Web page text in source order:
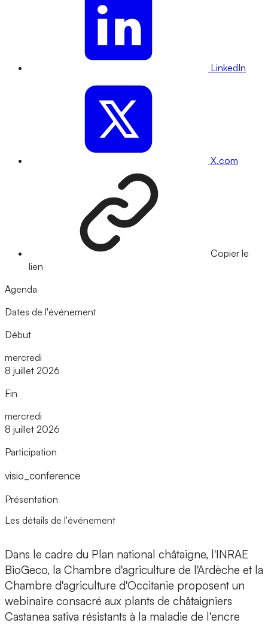
LinkedIn
X.com
Copier le
lien
Agenda
Dates de l'événement
Début
mercredi
8 juillet 2026
Fin
mercredi
8 juillet 2026
Participation
visio_conference
Présentation
Les détails de l'événement
Dans le cadre du Plan national châtaigne, l'INRAE
BioGeco, la Chambre d'agriculture de l'Ardèche et la
Chambre d'agriculture d'Occitanie proposent un
webinaire consacré aux plants de châtaigniers
Castanea sativa résistants à la maladie de l'encre